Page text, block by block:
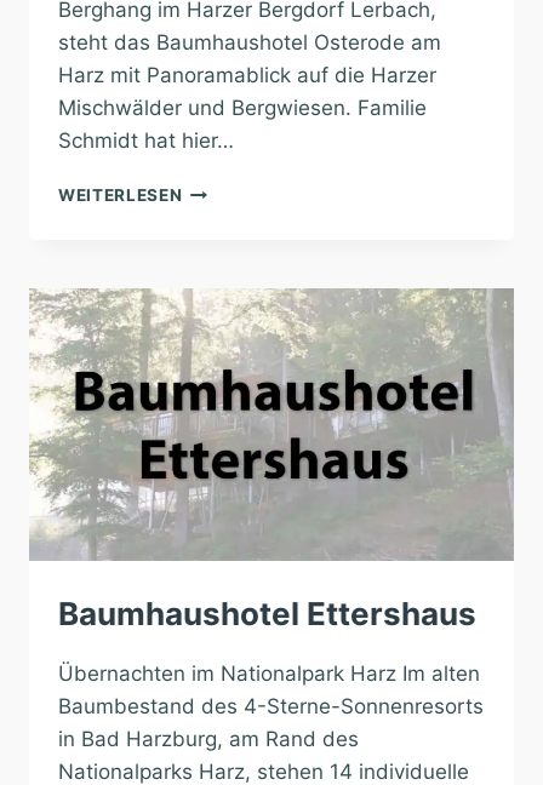
Berghang im Harzer Bergdorf Lerbach,
steht das Baumhaushotel Osterode am
Harz mit Panoramablick auf die Harzer
Mischwälder und Bergwiesen. Familie
Schmidt hat hier…
WEITERLESEN BAUMHAUSHOTEL
Baumhaushotel Ettershaus
Übernachten im Nationalpark Harz Im alten
Baumbestand des 4-Sterne-Sonnenresorts
in Bad Harzburg, am Rand des
Nationalparks Harz, stehen 14 individuelle